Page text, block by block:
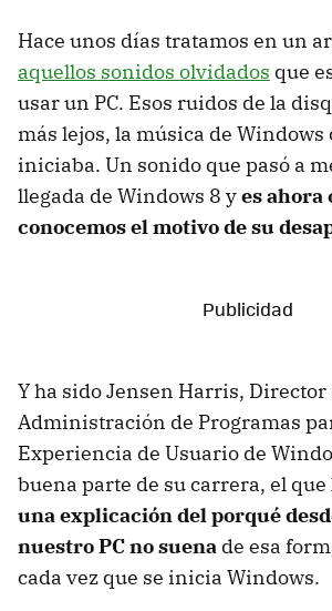
Hace unos días tratamos en un
aquellos sonidos olvidados que
usar un PC. Esos ruidos de la
más lejos, la música de Windows
iniciaba. Un sonido que pasó a
llegada de Windows 8 yes ahora
conocemos el motivo de su
Y ha sido Jensen Harris, Director
Administración de Programas
Experiencia de Usuario de
buena parte de su carrera, el que
una explicación del porqué
nuestro PC no suena de esa
cada vez que se inicia Windows.